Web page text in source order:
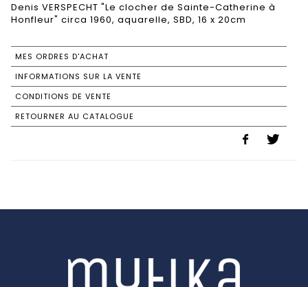
Denis VERSPECHT "Le clocher de Sainte-Catherine à
Honfleur" circa 1960, aquarelle, SBD, 16 x 20cm
MES ORDRES D'ACHAT
INFORMATIONS SUR LA VENTE
CONDITIONS DE VENTE
RETOURNER AU CATALOGUE